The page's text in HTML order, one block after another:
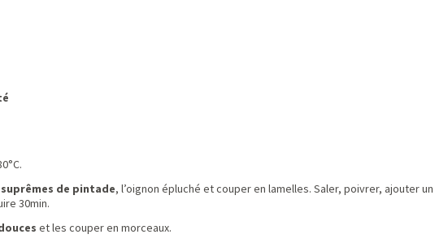
suprêmes de pintade, l’oignon épluché et couper en lamelles. Saler, poivrer, ajouter un
30min.
et les couper en morceaux.